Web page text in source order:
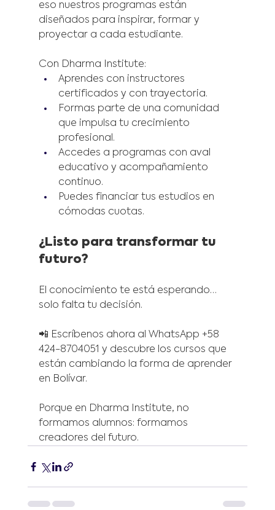
eso nuestros programas están
diseñados para inspirar, formar y
proyectar a cada estudiante.
Con Dharma Institute:
Aprendes con instructores
certificados y con trayectoria.
Formas parte de una comunidad
que impulsa tu crecimiento
profesional.
Accedes a programas con aval
educativo y acompañamiento
continuo.
Puedes financiar tus estudios en
cómodas cuotas.
¿Listo para transformar tu
futuro?
El conocimiento te está esperando…
solo falta tu decisión.
📲 Escríbenos ahora al WhatsApp +58
424-8704051 y descubre los cursos que
están cambiando la forma de aprender
en Bolívar.
Porque en Dharma Institute, no
formamos alumnos: formamos
creadores del futuro.